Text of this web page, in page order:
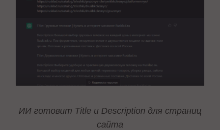
ИИ готовит Title и Description для страниц
сайта